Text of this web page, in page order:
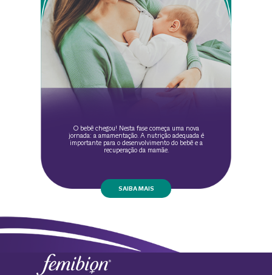
O bebê chegou! Nesta fase começa uma nova
jornada: a amamentação. A nutrição adequada é
importante para o desenvolvimento do bebê e a
recuperação da mamãe.
SAIBA MAIS